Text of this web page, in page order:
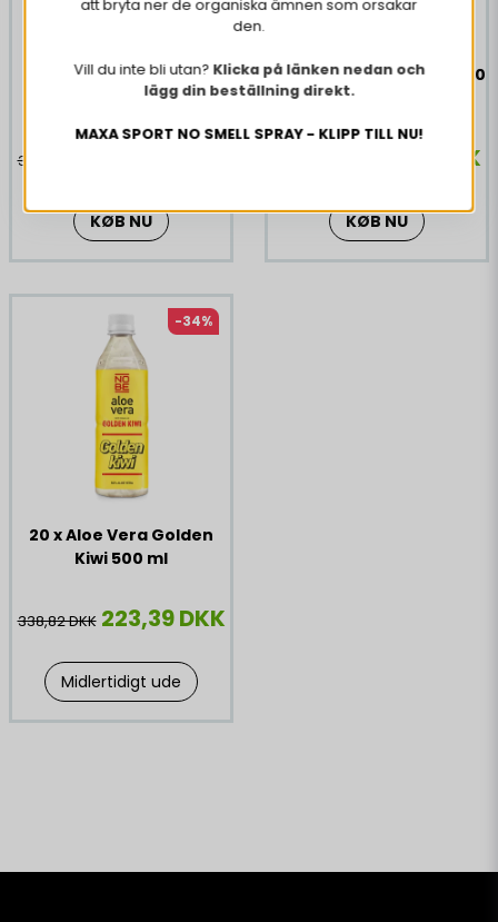
20 x Aloe Vera Orginal
500 ml
338,82 DKK
KØB NU
20 x Aloe Vera Mango 500
223,39 DKK
KØB NU
20 x Aloe Vera Golden
Kiwi 500 ml
-34%
338,82 DKK 223,39 DKK
Midlertidigt ude
att bryta ner de organiska ämnen som orsakar
den.
Vill du inte bli utan? Klicka på länken nedan och
lägg din beställning direkt.
MAXA SPORT NO SMELL SPRAY - KLIPP TILL NU!